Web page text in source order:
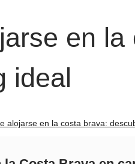
en
ideal
alojarse en la costa brava: